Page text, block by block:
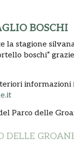
BOSCHI
la stagione
boschi”
informazioni
Parco delle
DELLE